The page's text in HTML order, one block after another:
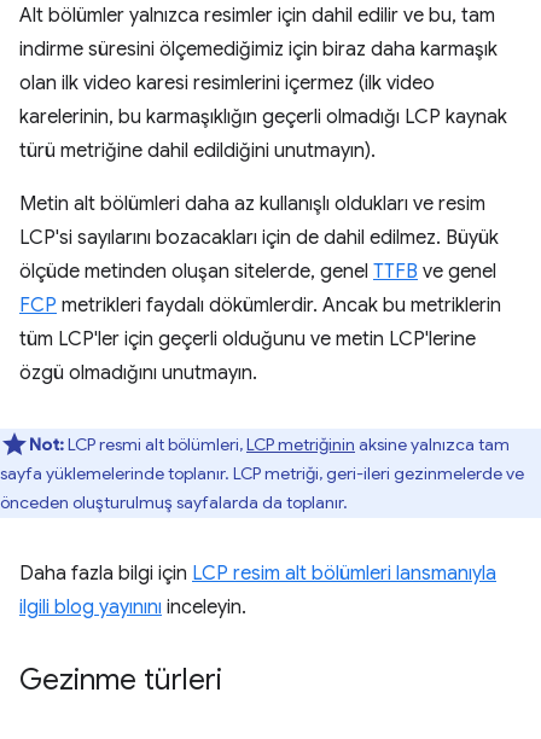
Alt bölümler yalnızca resimler için dahil edilir ve bu, tam
indirme süresini ölçemediğimiz için biraz daha karmaşık
olan ilk video karesi resimlerini içermez (ilk video
karelerinin, bu karmaşıklığın geçerli olmadığı LCP kaynak
türü metriğine dahil edildiğini unutmayın).
Metin alt bölümleri daha az kullanışlı oldukları ve resim
LCP'si sayılarını bozacakları için de dahil edilmez. Büyük
ölçüde metinden oluşan sitelerde, genel TTFB ve genel
FCP metrikleri faydalı dökümlerdir. Ancak bu metriklerin
tüm LCP'ler için geçerli olduğunu ve metin LCP'lerine
özgü olmadığını unutmayın.
Not:LCP resmi alt bölümleri,LCP metriğinin aksine yalnızca tam
sayfa yüklemelerinde toplanır. LCP metriği, geri-ileri gezinmelerde ve
önceden oluşturulmuş sayfalarda da toplanır.
Daha fazla bilgi için LCP resim alt bölümleri lansmanıyla
ilgili blog yayınını inceleyin.
Gezinme türleri